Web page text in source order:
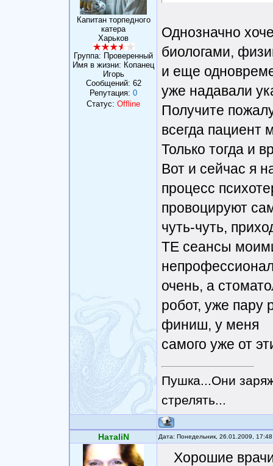
Капитан торпедного
катера
Харьков
Группа: Проверенный
Имя в жизни: Копанец
Игорь
Сообщений: 62
Репутация: 0
Статус: Offline
Однозначно
биологами,
и еще
уже надавали
Получите
всегда пациент
Только тогда и
Вот и сейчас я
процесс
провоцируют
чуть-чуть,
ТЕ сеансы
очень, а
робот, уже пару
финиш, у меня
самого уже от
Пушка...Они
стрелять...
НатаliN Дата: Понедельник, 26.01.2009,
Хорошие